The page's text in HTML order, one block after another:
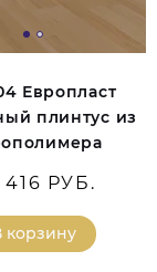
Европласт
плинтус из
416 РУБ.
корзину